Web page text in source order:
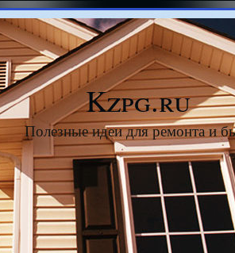
Kzpg.ru
Полезные идеи для ремонта и